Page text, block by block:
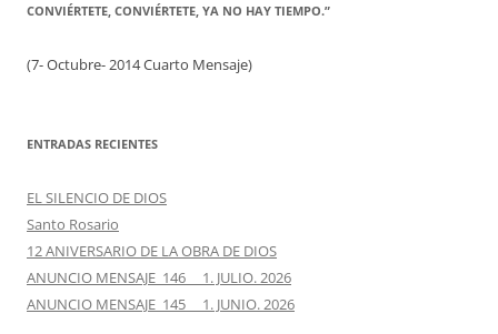
CONVIÉRTETE, CONVIÉRTETE, YA NO HAY TIEMPO.”
(7- Octubre- 2014 Cuarto Mensaje)
ENTRADAS RECIENTES
EL SILENCIO DE DIOS
Santo Rosario
12 ANIVERSARIO DE LA OBRA DE DIOS
ANUNCIO MENSAJE 146 1. JULIO. 2026
ANUNCIO MENSAJE 145 1. JUNIO. 2026